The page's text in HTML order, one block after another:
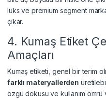
lüks ve premium segment
çıkar.
4. Kumaş Etiket
Amaçları
Kumaş etiketi, genel bir terim
farklı materyallerden
özgü dokusu ve kullanım